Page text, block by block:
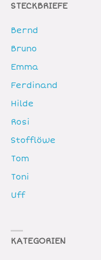
STECKBRIEFE
Bernd
Bruno
Emma
Ferdinand
Hilde
Rosi
Stofflöwe
Tom
Toni
Uff
KATEGORIEN